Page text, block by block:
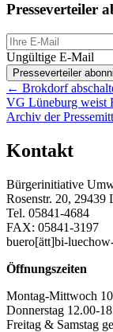
Presseverteiler
Ungültige E-Mail
Presseverteiler
Posts
navigation
← Brokdorf
VG Lüneburg weist
Archiv der
Kontakt
Bürgerinitiative
Rosenstr. 20, 29439
Tel. 05841-4684
FAX: 05841-3197
buero[ätt]bi-
Öffnungszeiten
Montag-Mittwoch
Donnerstag 12.00-
Freitag & Samstag